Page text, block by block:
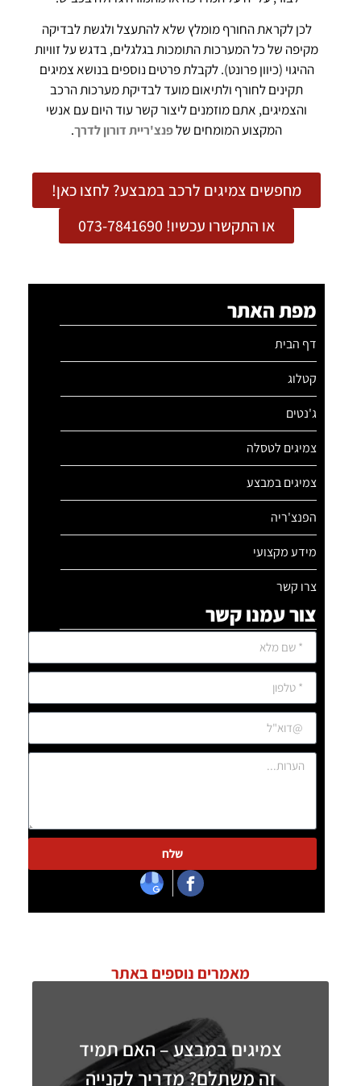
לכן לקראת החורף מומלץ שלא להתעצל ולגשת לבדיקה
מקיפה של כל המערכות התומכות בגלגלים, בדגש על זוויות
ההיגוי (כיוון פרונט). לקבלת פרטים נוספים בנושא צמיגים
תקינים לחורף ולתיאום מועד לבדיקת מערכות הרכב
והצמיגים, אתם מוזמנים ליצור קשר עוד היום עם אנשי
המקצוע המומחים שלפנצ'ריית דורון לדרך.
מחפשים צמיגים לרכב במבצע? לחצו כאן!
או התקשרו עכשיו! 073-7841690
מפת האתר
דף הבית
קטלוג
ג'נטים
צמיגים לטסלה
צמיגים במבצע
הפנצ'ריה
מידע מקצועי
צרו קשר
צור עמנו קשר
שלח
מאמרים נוספים באתר
צמיגים במבצע – האם תמיד
זה משתלם? מדריך לקנייה